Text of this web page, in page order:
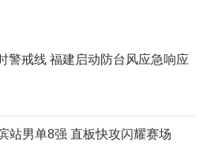
警戒线 福建启动防台风应急响应
站男单8强 直板快攻闪耀赛场